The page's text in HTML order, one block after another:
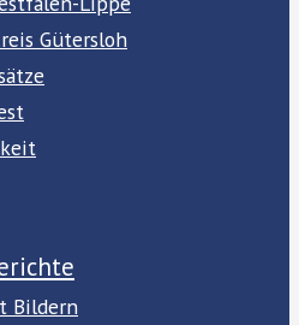
Gütersloh
Bildern